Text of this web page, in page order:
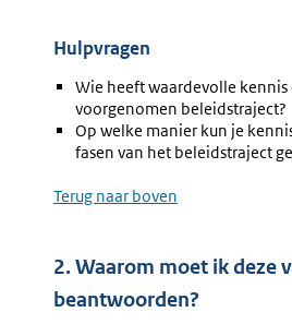
Hulpvragen
Wie heeft waardevolle kennis
voorgenomen beleidstraject?
Op welke manier kun je
fasen van het beleidstraject
Terug naar boven
2. Waarom moet ik deze
beantwoorden?